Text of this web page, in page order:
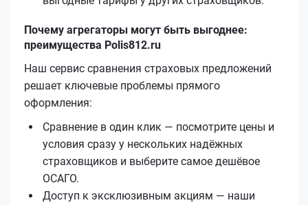
Почему агрегаторы могут быть выгоднее:
преимущества Polis812.ru
Наш сервис сравнения страховых предложений
решает ключевые проблемы прямого
оформления:
Сравнение в один клик — посмотрите цены и
условия сразу у нескольких надёжных
страховщиков и выберите самое дешёвое
ОСАГО.
Доступ к эксклюзивным акциям — наши